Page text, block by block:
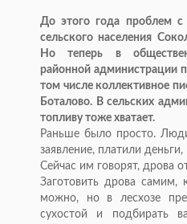
До этого года проблем с
сельского населения
Но теперь в
районной администрации
том числе коллективное
Боталово. В сельских
топливу тоже хватает.
Раньше было просто.
заявление, платили
Сейчас им говорят, дрова
Заготовить дрова самим,
можно, но в лесхозе
сухостой и подбирать